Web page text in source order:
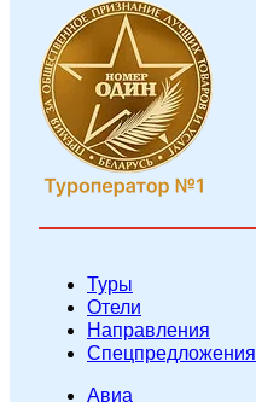
Туры
Отели
Направления
Спецпредложения
Авиа